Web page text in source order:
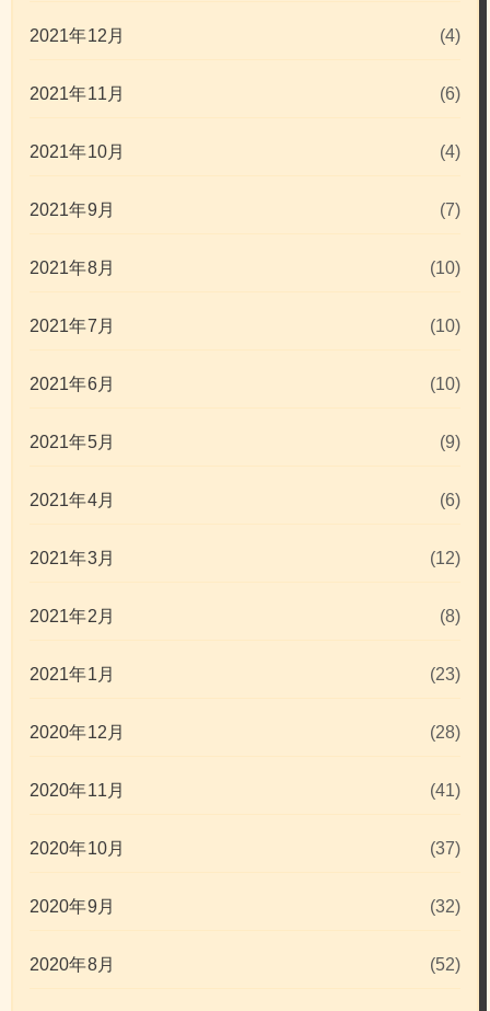
2021年12月 (4)
2021年11月 (6)
2021年10月 (4)
2021年9月 (7)
2021年8月 (10)
2021年7月 (10)
2021年6月 (10)
2021年5月 (9)
2021年4月 (6)
2021年3月 (12)
2021年2月 (8)
2021年1月 (23)
2020年12月 (28)
2020年11月 (41)
2020年10月 (37)
2020年9月 (32)
2020年8月 (52)